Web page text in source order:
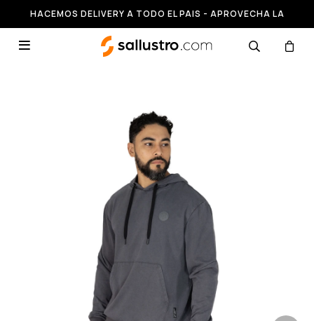
HACEMOS DELIVERY A TODO EL PAIS - APROVECHA LA
RUNNING HASTA 50% OFF
